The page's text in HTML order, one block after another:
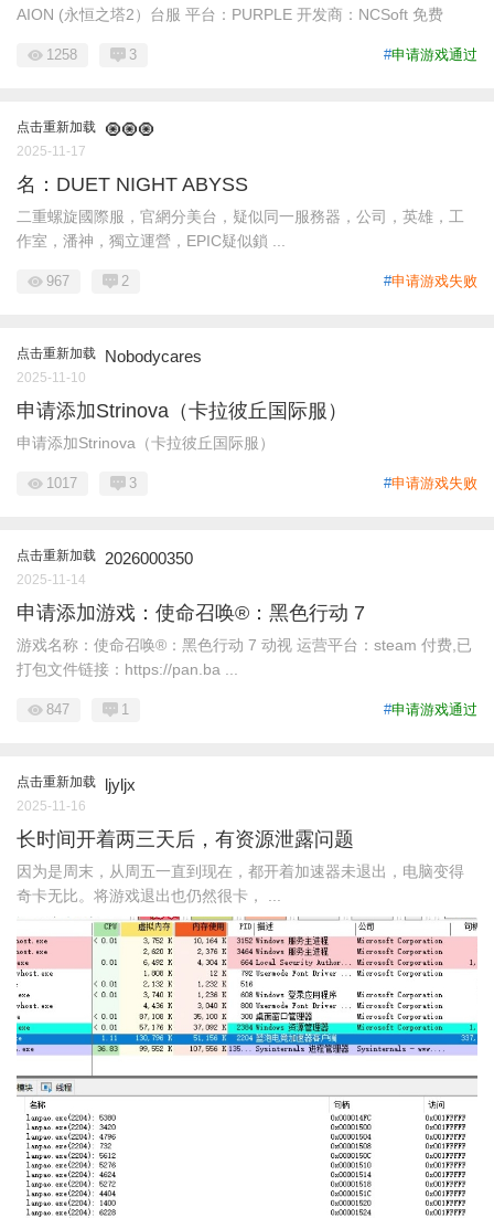
AION (永恒之塔2）台服 平台：PURPLE 开发商：NCSoft 免费
#申请游戏通过
1258 3
点击重新加载 🧿🧿🧿
2025-11-17
名：DUET NIGHT ABYSS
二重螺旋國際服，官網分美台，疑似同一服務器，公司，英雄，工
作室，潘神，獨立運營，EPIC疑似鎖 ...
#申请游戏失败
967 2
点击重新加载 Nobodycares
2025-11-10
申请添加Strinova（卡拉彼丘国际服）
申请添加Strinova（卡拉彼丘国际服）
#申请游戏失败
1017 3
点击重新加载 2026000350
2025-11-14
申请添加游戏：使命召唤®：黑色行动 7
游戏名称：使命召唤®：黑色行动 7 动视 运营平台：steam 付费,已
打包文件链接：https://pan.ba ...
#申请游戏通过
847 1
点击重新加载 ljyljx
2025-11-16
长时间开着两三天后，有资源泄露问题
因为是周末，从周五一直到现在，都开着加速器未退出，电脑变得
奇卡无比。将游戏退出也仍然很卡， ...